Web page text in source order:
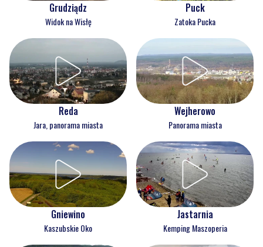
Grudziądz
Widok na Wisłę
Puck
Zatoka Pucka
Reda
Jara, panorama miasta
Wejherowo
Panorama miasta
Gniewino
Kaszubskie Oko
Jastarnia
Kemping Maszoperia